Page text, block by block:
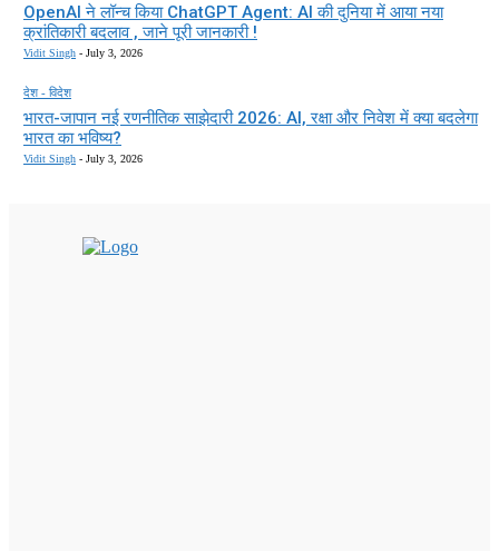
OpenAI ने लॉन्च किया ChatGPT Agent: AI की दुनिया में आया नया
क्रांतिकारी बदलाव , जाने पूरी जानकारी !
Vidit Singh - July 3, 2026
देश - विदेश
भारत-जापान नई रणनीतिक साझेदारी 2026: AI, रक्षा और निवेश में क्या बदलेगा
भारत का भविष्य?
Vidit Singh - July 3, 2026